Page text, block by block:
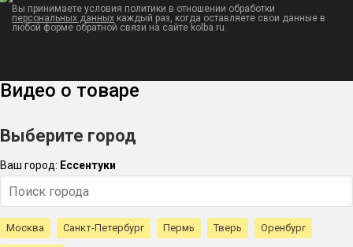
Вы принимаете условия политики в отношении обработки
персональных данных каждый раз, когда оставляете свои данные в
любой форме обратной связи на сайте kolba.ru.
Видео о товаре
Выберите город
Ваш город: Ессентуки
Москва Санкт-Петербург Пермь Тверь Оренбург